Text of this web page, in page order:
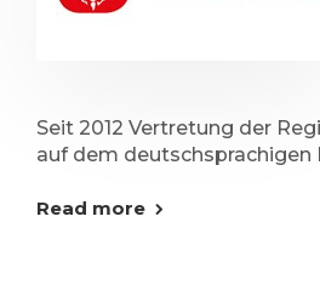
Seit 2012 Vertretung der
auf dem deutschsprachigen
Read more